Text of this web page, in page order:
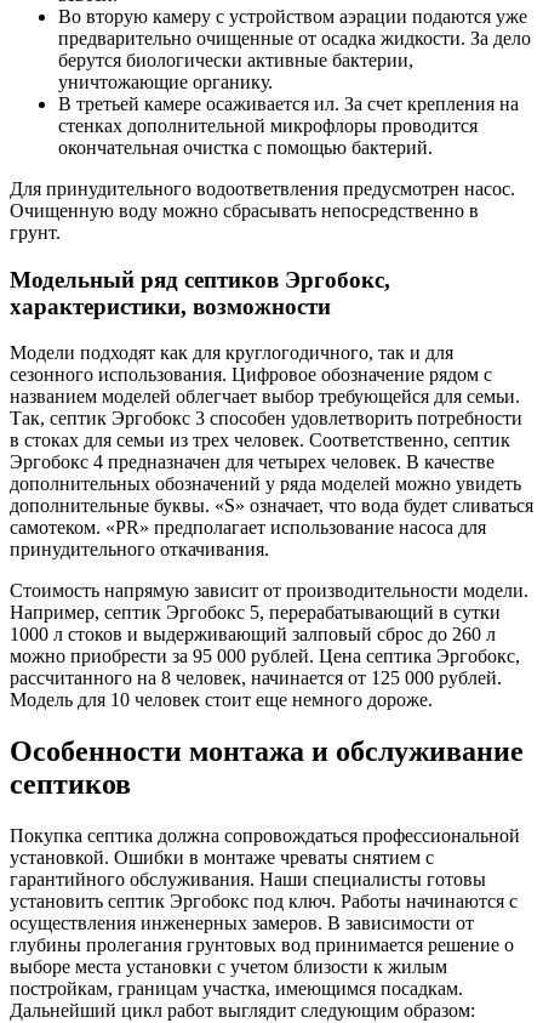
Во вторую камеру с устройством аэрации подаются уже
предварительно очищенные от осадка жидкости. За дело
берутся биологически активные бактерии,
уничтожающие органику.
В третьей камере осаживается ил. За счет крепления на
стенках дополнительной микрофлоры проводится
окончательная очистка с помощью бактерий.
Для принудительного водоответвления предусмотрен насос.
Очищенную воду можно сбрасывать непосредственно в
грунт.
Модельный ряд септиков Эргобокс,
характеристики, возможности
Модели подходят как для круглогодичного, так и для
сезонного использования. Цифровое обозначение рядом с
названием моделей облегчает выбор требующейся для семьи.
Так, септик Эргобокс 3 способен удовлетворить потребности
в стоках для семьи из трех человек. Соответственно, септик
Эргобокс 4 предназначен для четырех человек. В качестве
дополнительных обозначений у ряда моделей можно увидеть
дополнительные буквы. «S» означает, что вода будет сливаться
самотеком. «PR» предполагает использование насоса для
принудительного откачивания.
Стоимость напрямую зависит от производительности модели.
Например, септик Эргобокс 5, перерабатывающий в сутки
1000 л стоков и выдерживающий залповый сброс до 260 л
можно приобрести за 95 000 рублей. Цена септика Эргобокс,
рассчитанного на 8 человек, начинается от 125 000 рублей.
Модель для 10 человек стоит еще немного дороже.
Особенности монтажа и обслуживание
септиков
Покупка септика должна сопровождаться профессиональной
установкой. Ошибки в монтаже чреваты снятием с
гарантийного обслуживания. Наши специалисты готовы
установить септик Эргобокс под ключ. Работы начинаются с
осуществления инженерных замеров. В зависимости от
глубины пролегания грунтовых вод принимается решение о
выборе места установки с учетом близости к жилым
постройкам, границам участка, имеющимся посадкам.
Дальнейший цикл работ выглядит следующим образом: